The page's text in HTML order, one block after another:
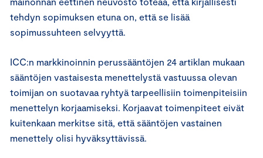
tehdyn sopimuksen etuna on, että se lisää
sopimussuhteen selvyyttä.
ICC:n markkinoinnin perussääntöjen 24 artiklan mukaan
sääntöjen vastaisesta menettelystä vastuussa olevan
toimijan on suotavaa ryhtyä tarpeellisiin toimenpiteisiin
menettelyn korjaamiseksi. Korjaavat toimenpiteet eivät
kuitenkaan merkitse sitä, että sääntöjen vastainen
menettely olisi hyväksyttävissä.